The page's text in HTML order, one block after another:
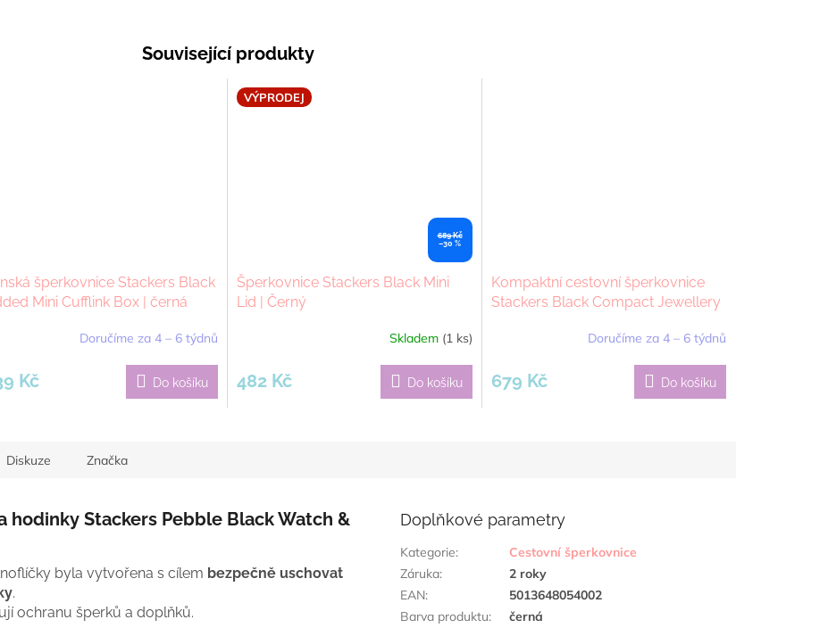
Související produkty
šperkovnice Stackers Black
Mini Cufflink Box | černá
Doručíme za 4 – 6 týdnů
Kč Do košíku
VÝPRODEJ
689 Kč
–30 %
Šperkovnice Stackers Black Mini
Lid | Černý
Skladem (1 ks)
482 Kč Do košíku
Kompaktní cestovní šperkovnice
Stackers Black Compact Jewellery
Doručíme za 4 – 6 týdnů
679 Kč Do košíku
Diskuze Značka
hodinky Stackers Pebble Black Watch &
byla vytvořena s cílem bezpečně uschovat
.
ochranu šperků a doplňků.
Doplňkové parametry
Kategorie:
Cestovní šperkovnice
Záruka:
2 roky
EAN:
5013648054002
Barva produktu:
černá